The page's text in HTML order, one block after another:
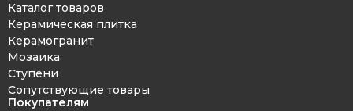
Каталог товаров
Керамическая плитка
Керамогранит
Мозаика
Ступени
Сопутствующие товары
Покупателям